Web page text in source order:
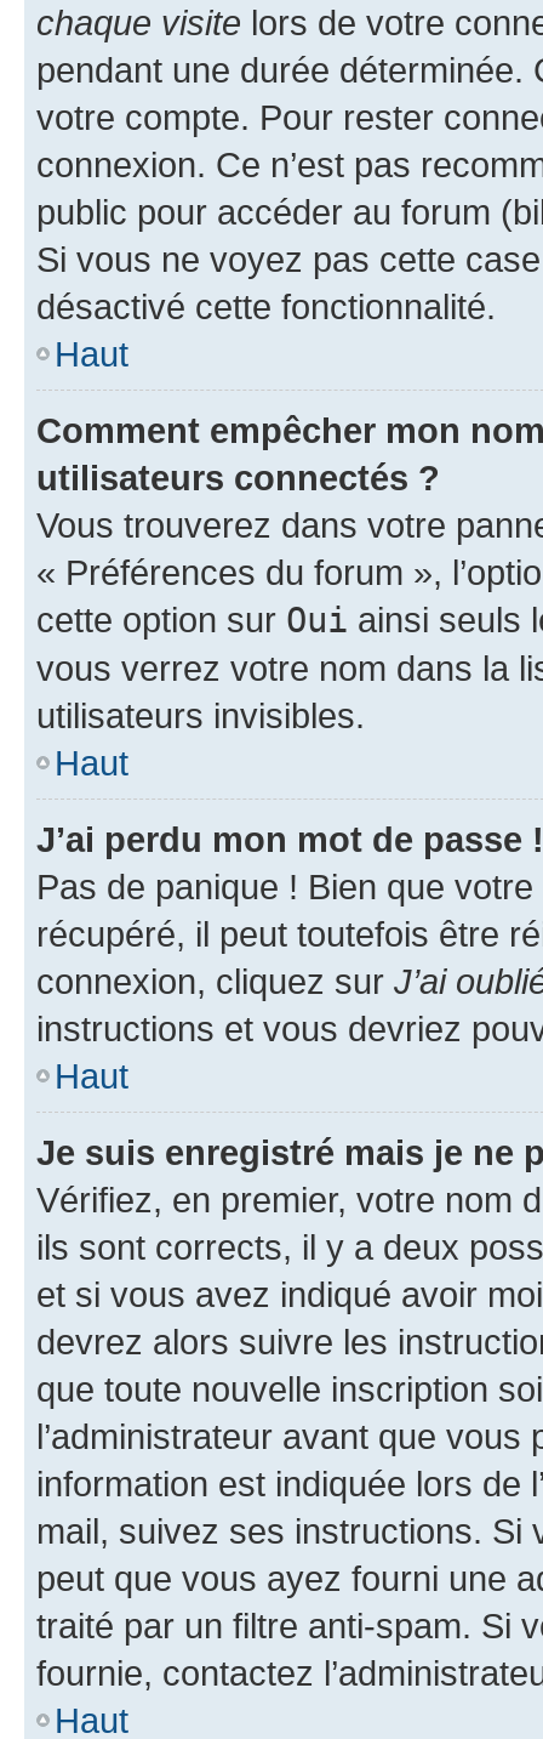
chaque visite lors de votre
pendant une durée déterminée.
votre compte. Pour rester
connexion. Ce n’est pas
public pour accéder au forum
Si vous ne voyez pas cette
désactivé cette fonctionnalité.
Haut
Comment empêcher mon
utilisateurs connectés ?
Vous trouverez dans votre
« Préférences du forum »,
cette option sur Oui ainsi seuls
vous verrez votre nom dans la
utilisateurs invisibles.
Haut
J’ai perdu mon mot de passe !
Pas de panique ! Bien que
récupéré, il peut toutefois être
connexion, cliquez sur J’ai
instructions et vous devriez
Haut
Je suis enregistré mais je ne
Vérifiez, en premier, votre nom
ils sont corrects, il y a deux
et si vous avez indiqué avoir
devrez alors suivre les
que toute nouvelle inscription
l’administrateur avant que
information est indiquée lors de
mail, suivez ses instructions. Si
peut que vous ayez fourni une
traité par un filtre anti-spam. Si
fournie, contactez
Haut